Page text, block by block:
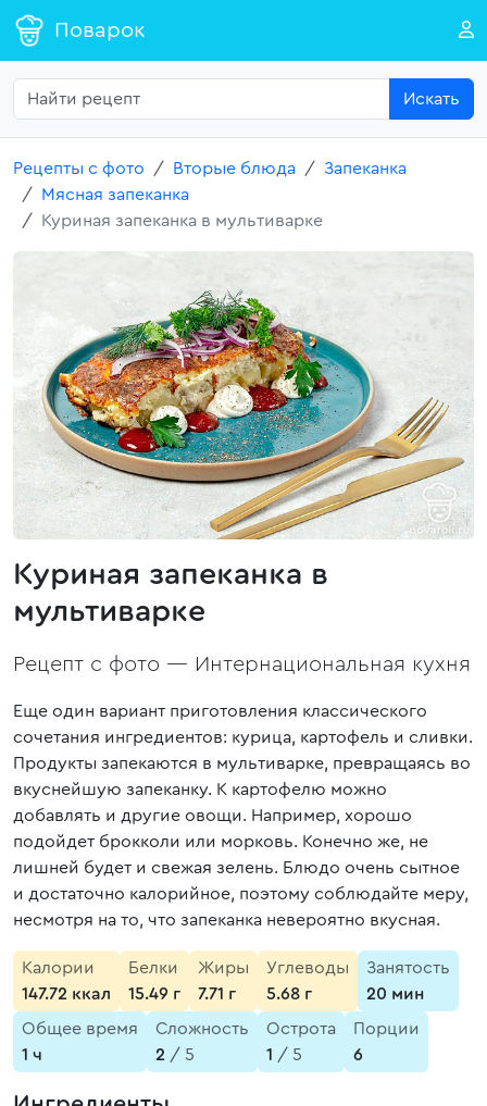
Поварок
Искать
Рецепты с фото Вторые блюда
Запеканка
Мясная запеканка
Куриная запеканка в мультиварке
Куриная запеканка в
мультиварке
Рецепт с фото — Интернациональная кухня
Еще один вариант приготовления классического
сочетания ингредиентов: курица, картофель и сливки.
Продукты запекаются в мультиварке, превращаясь во
вкуснейшую запеканку. К картофелю можно
добавлять и другие овощи. Например, хорошо
подойдет брокколи или морковь. Конечно же, не
лишней будет и свежая зелень. Блюдо очень сытное
и достаточно калорийное, поэтому соблюдайте меру,
несмотря на то, что запеканка невероятно вкусная.
Калории
147.72 ккал
Белки
15.49 г
Жиры
7.71 г
Углеводы
5.68 г
Занятость
20 мин
Общее время
1 ч
Сложность
2 / 5
Острота
1 / 5
Порции
6